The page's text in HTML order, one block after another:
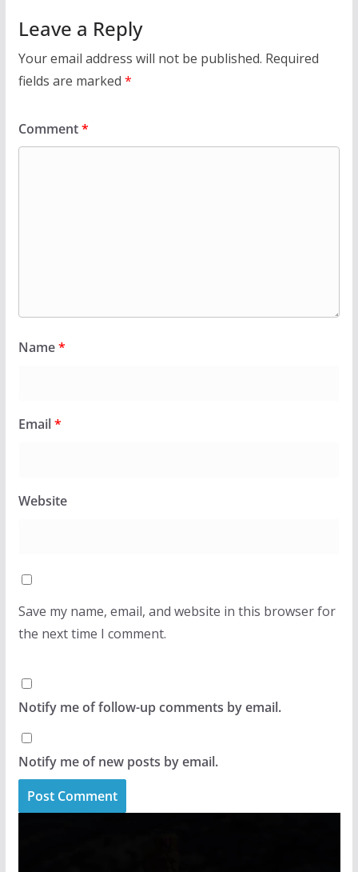
Leave a Reply
Your email address will not be published. Required
fields are marked *
Comment*
Name*
Email*
Website
Save my name, email, and website in this browser for
the next time I comment.
Notify me of follow-up comments by email.
Notify me of new posts by email.